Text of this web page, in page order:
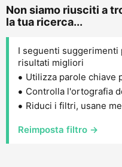
Non siamo riusciti a
la tua ricerca...
I seguenti
risultati migliori
Utilizza parole chiave
Controlla l'ortografia
Riduci i filtri, usane
Reimposta filtro →